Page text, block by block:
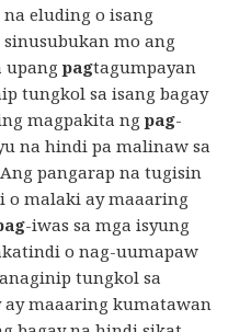
eluding o isang
mo ang
upangpagtagumpayan
tungkol sa isang bagay
magpakita ngpag-
na hindi pa malinaw sa
pangarap na tugisin
o malaki ay maaaring
-iwas sa mga isyung
o nag-uumapaw
tungkol sa
ay maaaring kumatawan